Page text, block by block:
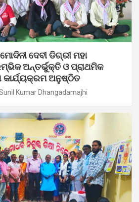
ଦେବୀ ଡିଗ୍ରୀ ମହା
ଅନ୍ତର୍ଭୁକ୍ତି ଓ ପ୍ରାଥମିକ
କାର୍ଯ୍ୟକ୍ରମ ଅନୁଷ୍ଠିତ
Kumar Dhangadamajhi